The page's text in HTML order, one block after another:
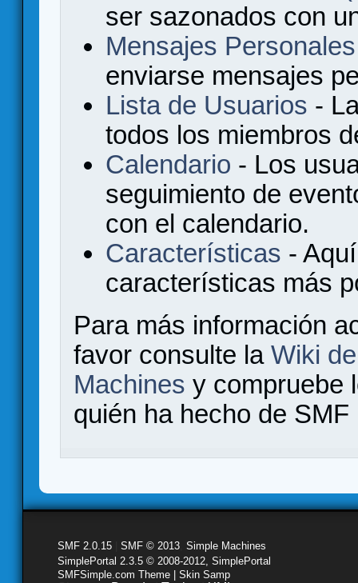
ser sazonados con
Mensajes Personales
enviarse mensajes
Lista de Usuarios -
todos los miembros
Calendario - Los
seguimiento de
con el calendario.
Características -
características más
Para más información
favor consulte la Wiki
Machines y compruebe
quién ha hecho de
SMF 2.0.15 SMF © 2013 Simple Machines
SimplePortal 2.3.5 © 2008-2012, SimplePortal
SMFSimple.com Theme | Skin Samp